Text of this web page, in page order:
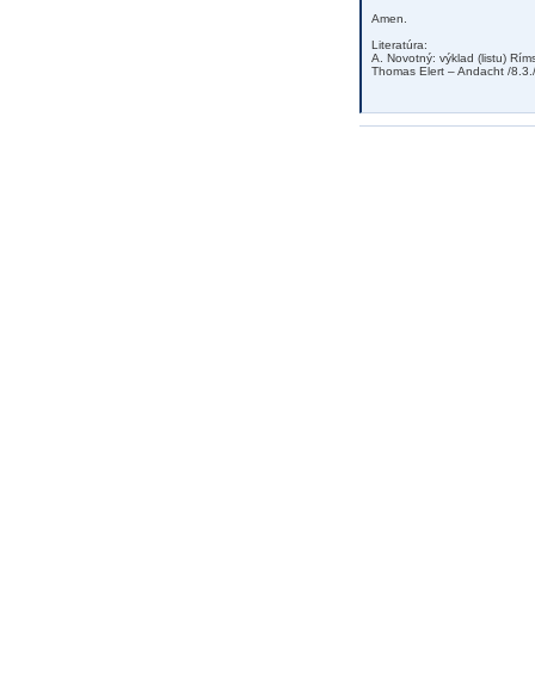
Amen.
Literatúra:
A. Novotný: výklad (listu)
Thomas Elert – Andacht /